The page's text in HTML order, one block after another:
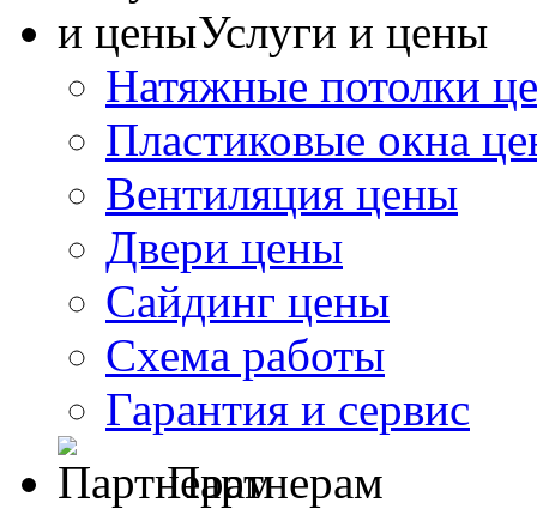
Услуги и цены
Натяжные потолки
Пластиковые окна
Вентиляция цены
Двери цены
Сайдинг цены
Схема работы
Гарантия и сервис
Партнерам